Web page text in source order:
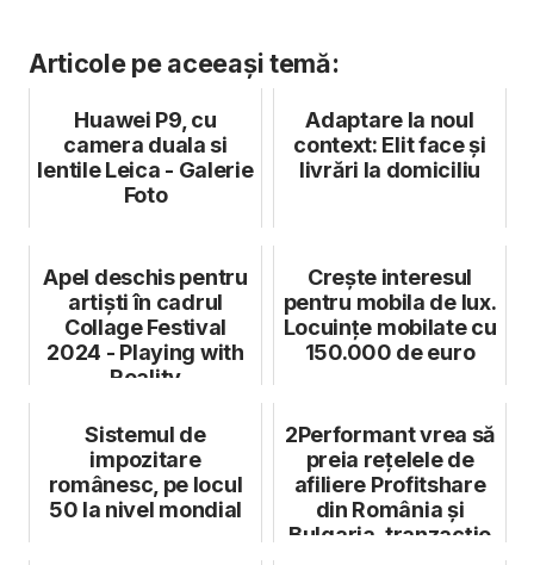
Articole pe aceeași temă:
Huawei P9, cu
camera duala si
lentile Leica - Galerie
Foto
Adaptare la noul
context: Elit face și
livrări la domiciliu
Apel deschis pentru
artiști în cadrul
Collage Festival
2024 - Playing with
Reality
Crește interesul
pentru mobila de lux.
Locuințe mobilate cu
150.000 de euro
Sistemul de
impozitare
românesc, pe locul
50 la nivel mondial
2Performant vrea să
preia rețelele de
afiliere Profitshare
din România și
Bulgaria, tranzacție